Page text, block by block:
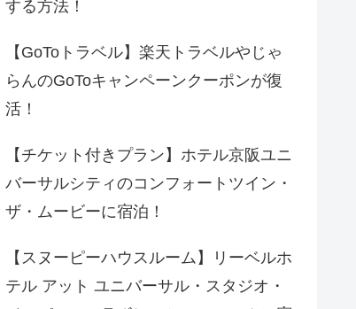
する方法！
【GoToトラベル】楽天トラベルやじゃ
らんのGoToキャンペーンクーポンが復
活！
【チケット付きプラン】ホテル京阪ユニ
バーサルシティのコンフォートツイン・
ザ・ムービーに宿泊！
【スヌーピーハウスルーム】リーベルホ
テル アット ユニバーサル・スタジオ・